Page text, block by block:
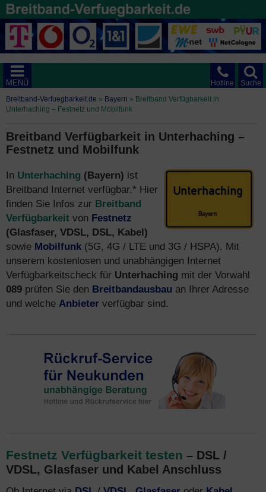
Suche
Hotline
MENÜ
Breitband-Verfuegbarkeit.de » Bayern » Breitband Verfügbarkeit in
Unterhaching – Festnetz und Mobilfunk
Breitband Verfügbarkeit in Unterhaching –
Festnetz und Mobilfunk
In Unterhaching (Bayern) ist
Breitband Internet verfügbar.* Hier
finden Sie Infos zur Breitband
Verfügbarkeit von Festnetz
(Glasfaser, VDSL, DSL, Kabel)
sowie Mobilfunk (5G, 4G / LTE und 3G / HSPA). Mit
unserem kostenlosen und unabhängigen Internet
Verfügbarkeitscheck für Unterhaching mit der Vorwahl
089 prüfen Sie den Breitbandausbau an Ihrer Adresse
und welche Anbieter verfügbar sind.
Festnetz Verfügbarkeit testen – DSL /
VDSL, Glasfaser und Kabel Anschluss